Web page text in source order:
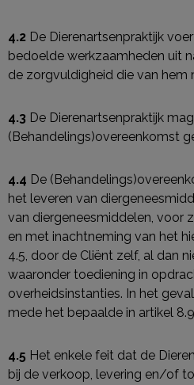
4.2 De Dierenartsenpraktijk
bedoelde werkzaamheden uit
de zorgvuldigheid die van hem
4.3 De Dierenartsenpraktijk
(Behandelings)overeenkomst
4.4 De
het leveren van
van diergeneesmiddelen, voor
en met inachtneming van het
4.5, door de Cliënt zelf, al dan
waaronder toediening in
overheidsinstanties. In het
mede het bepaalde in artikel
4.5 Het enkele feit dat de
bij de verkoop, levering en/of